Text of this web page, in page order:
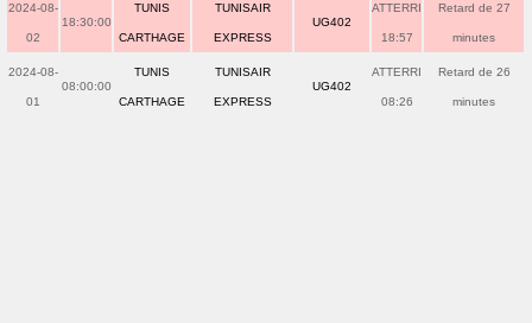
2024-08-
02
18:30:00
TUNIS
CARTHAGE
TUNISAIR
EXPRESS
UG402
ATTERRI
18:57
Retard de 27
minutes
2024-08-
01
08:00:00
TUNIS
CARTHAGE
TUNISAIR
EXPRESS
UG402
ATTERRI
08:26
Retard de 26
minutes